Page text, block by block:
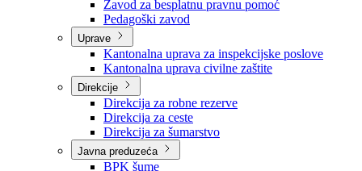
Zavodi
Zavod zdravstvenog osiguranja
Zavod za javno zdravstvo
Zavod za besplatnu pravnu pomoć
Pedagoški zavod
Uprave
Kantonalna uprava za inspekcijske poslove
Kantonalna uprava civilne zaštite
Direkcije
Direkcija za robne rezerve
Direkcija za ceste